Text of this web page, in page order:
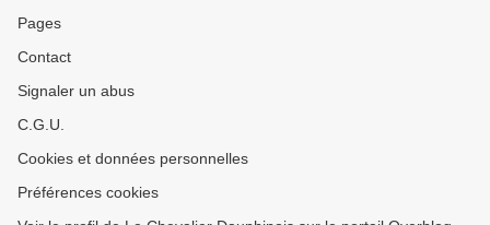
Pages
Contact
Signaler un abus
C.G.U.
Cookies et données personnelles
Préférences cookies